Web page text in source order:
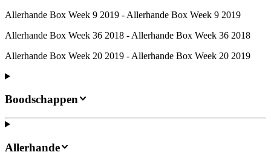
Allerhande Box Week 9 2019 - Allerhande Box Week 9 2019
Allerhande Box Week 36 2018 - Allerhande Box Week 36 2018
Allerhande Box Week 20 2019 - Allerhande Box Week 20 2019
Boodschappen
Allerhande